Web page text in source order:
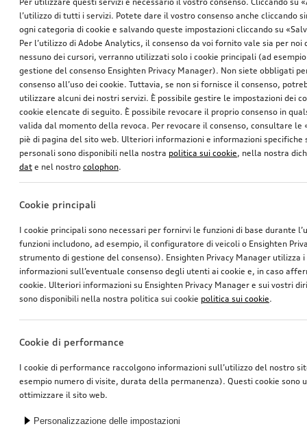
l’utilizzo di tutti i servizi. Potete dare il vostro consenso anche cliccando
ogni categoria di cookie e salvando queste impostazioni cliccando su
Per l’utilizzo di Adobe Analytics, il consenso da voi fornito vale sia per noi
nessuno dei cursori, verranno utilizzati solo i cookie principali (ad
gestione del consenso Ensighten Privacy Manager). Non siete obbligati
consenso all’uso dei cookie. Tuttavia, se non si fornisce il consenso,
utilizzare alcuni dei nostri servizi. È possibile gestire le impostazioni dei
cookie elencate di seguito. È possibile revocare il proprio consenso in
valida dal momento della revoca. Per revocare il consenso, consultare le
piè di pagina del sito web. Ulteriori informazioni e informazioni specifiche
personali sono disponibili nella nostra politica sui cookie, nella nostra
dat e nel nostro colophon.
Cookie principali
I cookie principali sono necessari per fornirvi le funzioni di base durante
funzioni includono, ad esempio, il configuratore di veicoli o Ensighten
strumento di gestione del consenso). Ensighten Privacy Manager utilizza
informazioni sull’eventuale consenso degli utenti ai cookie e, in caso
cookie. Ulteriori informazioni su Ensighten Privacy Manager e sui vostri
sono disponibili nella nostra politica sui cookie politica sui cookie.
Cookie di performance
I cookie di performance raccolgono informazioni sull’utilizzo del nostro
esempio numero di visite, durata della permanenza). Questi cookie sono
ottimizzare il sito web.
Personalizzazione delle impostazioni